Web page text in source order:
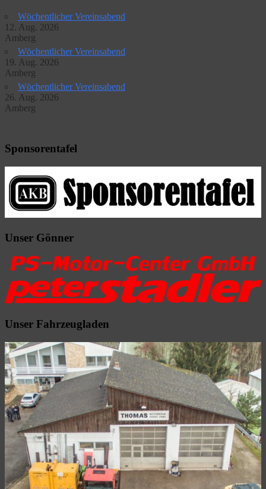
Wöchentlicher Vereinsabend
12. Aug. 2026
Amberg
Wöchentlicher Vereinsabend
19. Aug. 2026
Amberg
Wöchentlicher Vereinsabend
26. Aug. 2026
Amberg
Sponsorentafel
Unser Gönner
Unser Fahrzeugladen